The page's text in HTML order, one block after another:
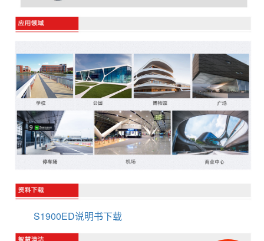
S1900ED说明书下载